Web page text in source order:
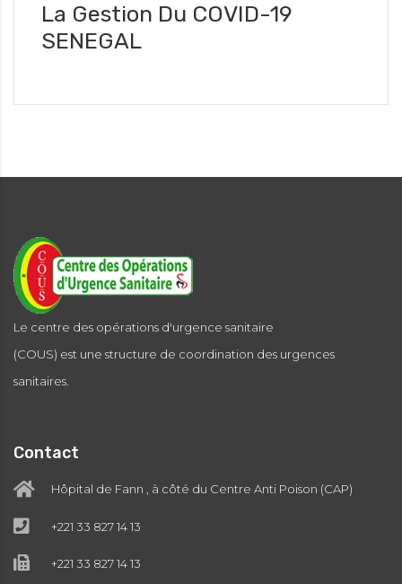
La Gestion Du COVID-19
SENEGAL
Le centre des opérations d'urgence sanitaire
(COUS) est une structure de coordination des urgences
sanitaires.
Contact
Hôpital de Fann , à côté du Centre Anti Poison (CAP)
+221 33 827 14 13
+221 33 827 14 13